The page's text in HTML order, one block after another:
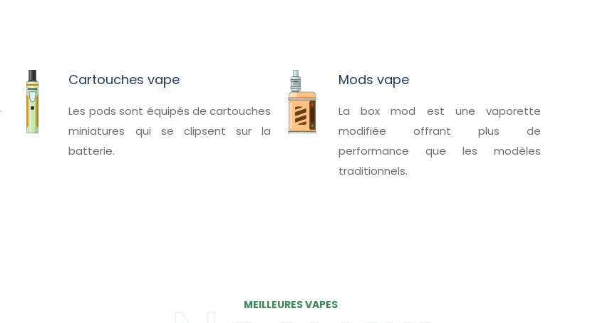
Cartouches vape
Les pods sont équipés de cartouches
miniatures qui se clipsent sur la
batterie.
Mods vape
La box mod est une vaporette
modifiée offrant plus de
performance que les modèles
traditionnels.
MEILLEURES VAPES